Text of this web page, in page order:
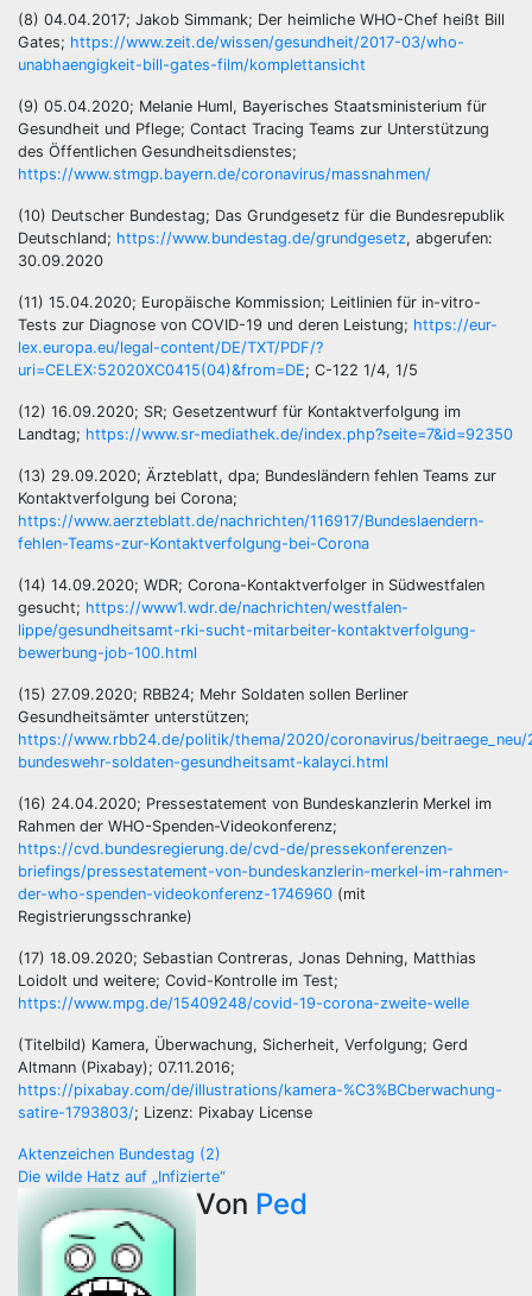
(8) 04.04.2017; Jakob Simmank; Der heimliche WHO-Chef heißt Bill
Gates; https://www.zeit.de/wissen/gesundheit/2017-03/who-
unabhaengigkeit-bill-gates-film/komplettansicht
(9) 05.04.2020; Melanie Huml, Bayerisches Staatsministerium für
Gesundheit und Pflege; Contact Tracing Teams zur Unterstützung
des Öffentlichen Gesundheitsdienstes;
https://www.stmgp.bayern.de/coronavirus/massnahmen/
(10) Deutscher Bundestag; Das Grundgesetz für die Bundesrepublik
Deutschland; https://www.bundestag.de/grundgesetz, abgerufen:
30.09.2020
(11) 15.04.2020; Europäische Kommission; Leitlinien für in-vitro-
Tests zur Diagnose von COVID-19 und deren Leistung; https://eur-
lex.europa.eu/legal-content/DE/TXT/PDF/?
uri=CELEX:52020XC0415(04)&from=DE; C-122 1/4, 1/5
(12) 16.09.2020; SR; Gesetzentwurf für Kontaktverfolgung im
Landtag; https://www.sr-mediathek.de/index.php?seite=7&id=92350
(13) 29.09.2020; Ärzteblatt, dpa; Bundesländern fehlen Teams zur
Kontaktverfolgung bei Corona;
https://www.aerzteblatt.de/nachrichten/116917/Bundeslaendern-
fehlen-Teams-zur-Kontaktverfolgung-bei-Corona
(14) 14.09.2020; WDR; Corona-Kontaktverfolger in Südwestfalen
gesucht; https://www1.wdr.de/nachrichten/westfalen-
lippe/gesundheitsamt-rki-sucht-mitarbeiter-kontaktverfolgung-
bewerbung-job-100.html
(15) 27.09.2020; RBB24; Mehr Soldaten sollen Berliner
Gesundheitsämter unterstützen;
https://www.rbb24.de/politik/thema/2020/coronavirus/
bundeswehr-soldaten-gesundheitsamt-kalayci.html
(16) 24.04.2020; Pressestatement von Bundeskanzlerin Merkel im
Rahmen der WHO-Spenden-Videokonferenz;
https://cvd.bundesregierung.de/cvd-de/pressekonferenzen-
briefings/pressestatement-von-bundeskanzlerin-merkel-im-rahmen-
der-who-spenden-videokonferenz-1746960 (mit
Registrierungsschranke)
(17) 18.09.2020; Sebastian Contreras, Jonas Dehning, Matthias
Loidolt und weitere; Covid-Kontrolle im Test;
https://www.mpg.de/15409248/covid-19-corona-zweite-welle
(Titelbild) Kamera, Überwachung, Sicherheit, Verfolgung; Gerd
Altmann (Pixabay); 07.11.2016;
https://pixabay.com/de/illustrations/kamera-%C3%BCberwachung-
satire-1793803/; Lizenz: Pixabay License
Beitragsnavigation
Aktenzeichen Bundestag (2)
Die wilde Hatz auf „Infizierte“
Von Ped